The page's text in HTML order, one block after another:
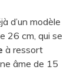
d’un modèle
26 cm, qui se
à ressort
âme de 15